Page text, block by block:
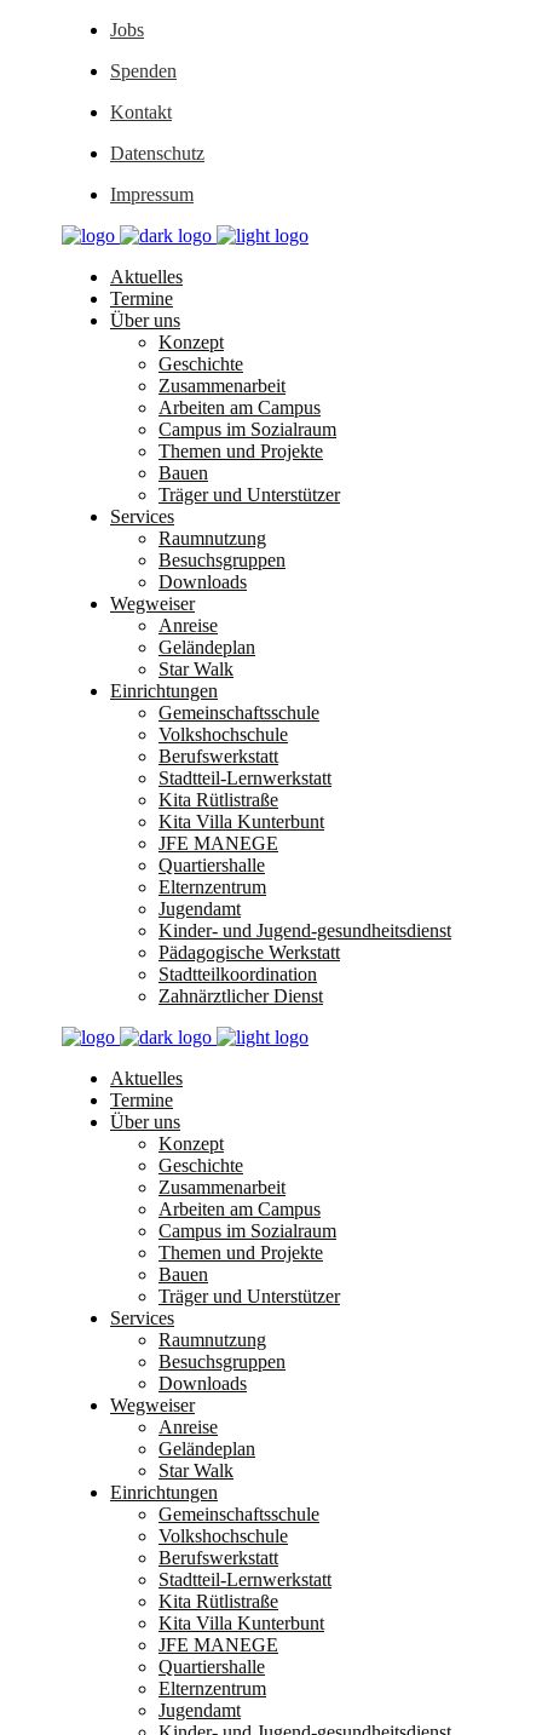
Jobs
Spenden
Kontakt
Datenschutz
Impressum
Aktuelles
Termine
Über uns
Konzept
Geschichte
Zusammenarbeit
Arbeiten am Campus
Campus im Sozialraum
Themen und Projekte
Bauen
Träger und Unterstützer
Services
Raumnutzung
Besuchsgruppen
Downloads
Wegweiser
Anreise
Geländeplan
Star Walk
Einrichtungen
Gemeinschaftsschule
Volkshochschule
Berufswerkstatt
Stadtteil-Lernwerkstatt
Kita Rütlistraße
Kita Villa Kunterbunt
JFE MANEGE
Quartiershalle
Elternzentrum
Jugendamt
Kinder- und Jugend-gesundheitsdienst
Pädagogische Werkstatt
Stadtteilkoordination
Zahnärztlicher Dienst
Aktuelles
Termine
Über uns
Konzept
Geschichte
Zusammenarbeit
Arbeiten am Campus
Campus im Sozialraum
Themen und Projekte
Bauen
Träger und Unterstützer
Services
Raumnutzung
Besuchsgruppen
Downloads
Wegweiser
Anreise
Geländeplan
Star Walk
Einrichtungen
Gemeinschaftsschule
Volkshochschule
Berufswerkstatt
Stadtteil-Lernwerkstatt
Kita Rütlistraße
Kita Villa Kunterbunt
JFE MANEGE
Quartiershalle
Elternzentrum
Jugendamt